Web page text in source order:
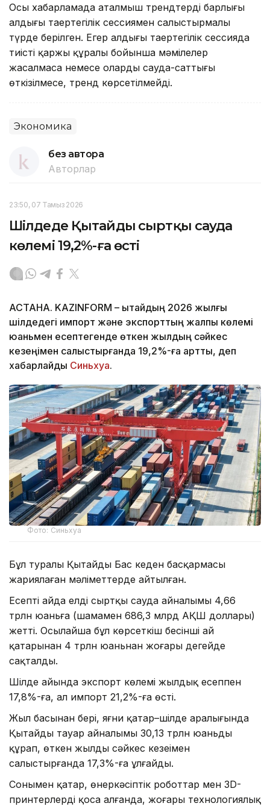
Осы хабарламада аталмыш трендтердің барлығы
алдыңғы таңертеңгілік сессиямен салыстырмалы
түрде берілген. Егер алдыңғы таңертеңгілік сессияда
тиісті қаржы құралы бойынша мәмілелер
жасалмаса немесе олардың сауда-саттығы
өткізілмесе, тренд көрсетілмейді.
Экономика
без автора
Авторлар
23:50, 07 Тамыз 2026
Шілдеде Қытайдың сыртқы сауда
көлемі 19,2%-ға өсті
АСТАНА. KAZINFORM – Қытайдың 2026 жылғы
шілдедегі импорт және экспорттың жалпы көлемі
юаньмен есептегенде өткен жылдың сәйкес
кезеңімен салыстырғанда 19,2%-ға артты, деп
хабарлайды Синьхуа.
Фото: Синьхуа
Бұл туралы Қытайдың Бас кеден басқармасы
жариялаған мәліметтерде айтылған.
Есепті айда елдің сыртқы сауда айналымы 4,66
трлн юаньға (шамамен 686,3 млрд АҚШ доллары)
жетті. Осылайша бұл көрсеткіш бесінші ай
қатарынан 4 трлн юаньнан жоғары деңгейде
сақталды.
Шілде айында экспорт көлемі жылдық есеппен
17,8%-ға, ал импорт 21,2%-ға өсті.
Жыл басынан бері, яғни қаңтар–шілде аралығында
Қытайдың тауар айналымы 30,13 трлн юаньды
құрап, өткен жылдың сәйкес кезеңімен
салыстырғанда 17,3%-ға ұлғайды.
Сонымен қатар, өнеркәсіптік роботтар мен 3D-
принтерлерді қоса алғанда, жоғары технологиялық